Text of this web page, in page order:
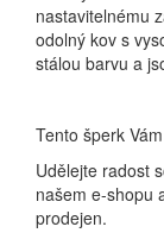
nastavitelnému
odolný kov s
stálou barvu a
Tento šperk
Udělejte radost
našem e-shopu
prodejen.